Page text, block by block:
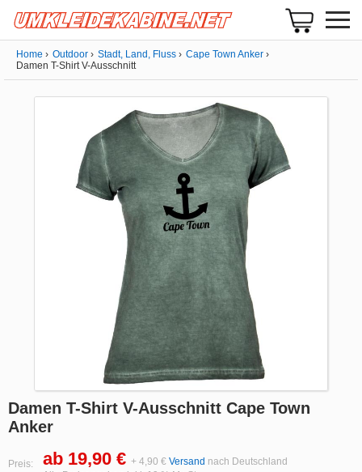
Home Outdoor Stadt, Land, Fluss
Cape Town Anker
Damen T-Shirt V-Ausschnitt
Damen T-Shirt V-Ausschnitt Cape Town
Anker
Preis: ab 19,90 € + 4,90 € Versand nach Deutschland